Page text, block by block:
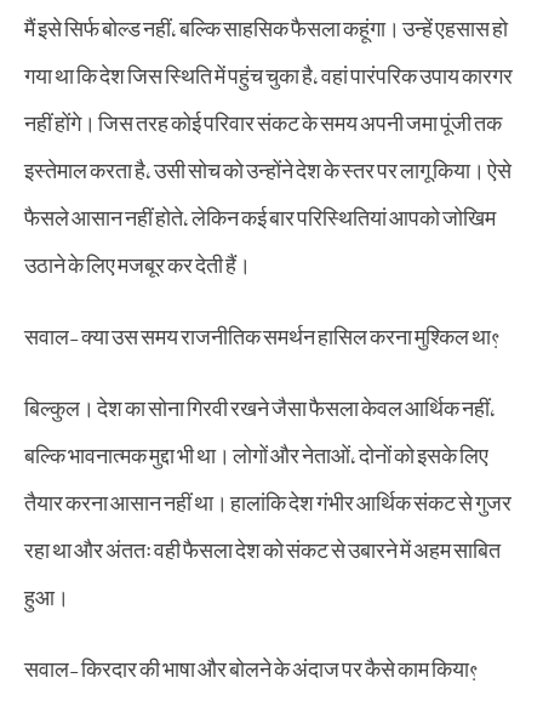
मैं इसे सिर्फ बोल्ड नहीं, बल्कि साहसिक फैसला कहूंगा। उन्हें एहसास हो
गया था कि देश जिस स्थिति में पहुंच चुका है, वहां पारंपरिक उपाय कारगर
नहीं होंगे। जिस तरह कोई परिवार संकट के समय अपनी जमा पूंजी तक
इस्तेमाल करता है, उसी सोच को उन्होंने देश के स्तर पर लागू किया। ऐसे
फैसले आसान नहीं होते, लेकिन कई बार परिस्थितियां आपको जोखिम
उठाने के लिए मजबूर कर देती हैं।
सवाल- क्या उस समय राजनीतिक समर्थन हासिल करना मुश्किल था?
बिल्कुल। देश का सोना गिरवी रखने जैसा फैसला केवल आर्थिक नहीं,
बल्कि भावनात्मक मुद्दा भी था। लोगों और नेताओं, दोनों को इसके लिए
तैयार करना आसान नहीं था। हालांकि देश गंभीर आर्थिक संकट से गुजर
रहा था और अंततः वही फैसला देश को संकट से उबारने में अहम साबित
हुआ।
सवाल- किरदार की भाषा और बोलने के अंदाज पर कैसे काम किया?